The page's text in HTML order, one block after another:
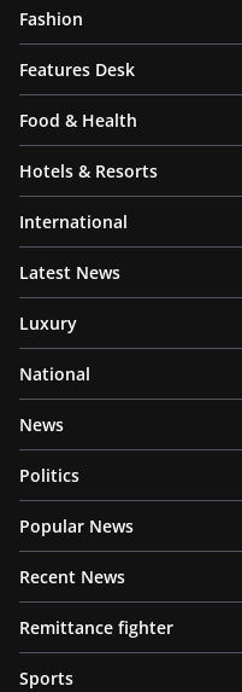
Fashion
Features Desk
Food & Health
Hotels & Resorts
International
Latest News
Luxury
National
News
Politics
Popular News
Recent News
Remittance fighter
Sports